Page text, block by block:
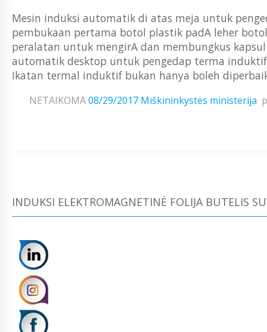
Mesin induksi automatik di atas meja untuk
pembukaan pertama botol plastik padA leher
peralatan untuk mengirA dan membungkus
automatik desktop untuk pengedap terma
Ikatan termal induktif bukan hanya boleh
NETAIKOMA08/29/2017 Miškininkystės ministerija
INDUKSI ELEKTROMAGNETINĖ FOLIJA BUTELIS